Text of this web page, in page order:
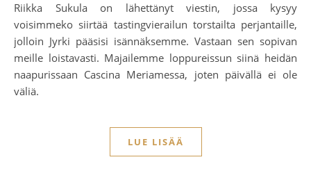
Riikka Sukula on lähettänyt viestin, jossa kysyy
voisimmeko siirtää tastingvierailun torstailta perjantaille,
jolloin Jyrki pääsisi isännäksemme. Vastaan sen sopivan
meille loistavasti. Majailemme loppureissun siinä heidän
naapurissaan Cascina Meriamessa, joten päivällä ei ole
väliä.
LUE LISÄÄ